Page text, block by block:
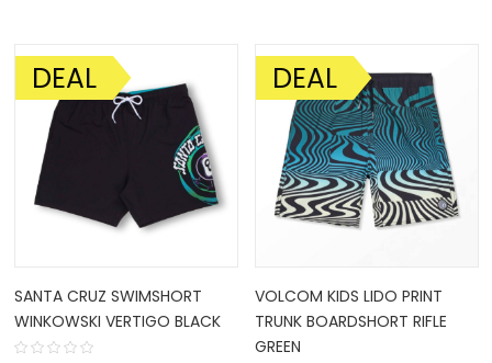
AANBIEDING!
DEAL
SANTA CRUZ SWIMSHORT
WINKOWSKI VERTIGO BLACK
AANBIEDING!
DEAL
VOLCOM KIDS LIDO PRINT
TRUNK BOARDSHORT RIFLE
GREEN